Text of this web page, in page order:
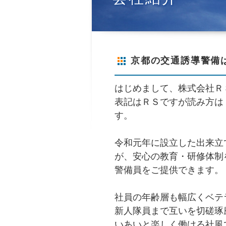
京都の交通誘導警備
はじめまして、株式会社
表記はＲＳですが読み方
す。
令和元年に設立した出来
が、安心の教育・研修体
警備員をご提供できます。
社員の年齢層も幅広くベ
新人隊員まで互いを切磋